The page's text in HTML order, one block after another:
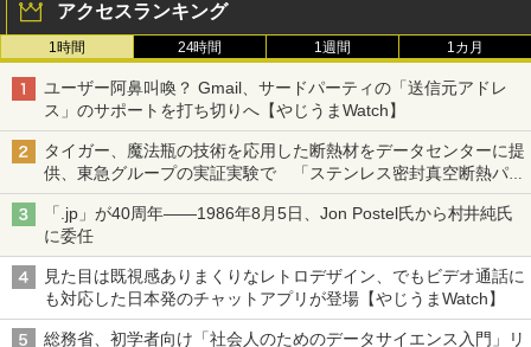
アクセスランキング
1時間 24時間 1週間 1カ月
ユーザー阿鼻叫喚？ Gmail、サードパーティの「送信元アドレ
ス」のサポートを打ち切りへ【やじうまWatch】
タイガー、魔法瓶の技術を応用した断熱材をデータセンターに提
供、東急グループの実証実験で 「ステンレス密封真空断熱パネ
ル TIVIP」
「.jp」が40周年――1986年8月5日、Jon Postel氏から村井純氏
に委任
見た目は既視感ありまくりなレトロデザイン、でもビデオ通話に
も対応した日本発のチャットアプリが登場【やじうまWatch】
総務省、初学者向け「社会人のためのデータサイエンス入門」リ